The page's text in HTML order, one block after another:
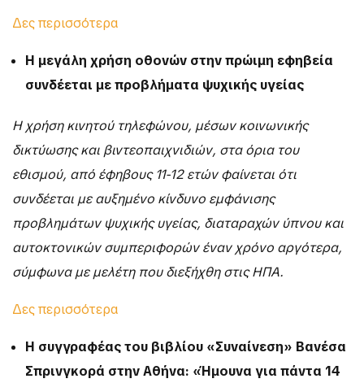
Δες περισσότερα
Η μεγάλη χρήση οθονών στην πρώιμη εφηβεία
συνδέεται με προβλήματα ψυχικής υγείας
Η χρήση κινητού τηλεφώνου, μέσων κοινωνικής
δικτύωσης και βιντεοπαιχνιδιών, στα όρια του
εθισμού, από έφηβους 11-12 ετών φαίνεται ότι
συνδέεται με αυξημένο κίνδυνο εμφάνισης
προβλημάτων ψυχικής υγείας, διαταραχών ύπνου και
αυτοκτονικών συμπεριφορών έναν χρόνο αργότερα,
σύμφωνα με μελέτη που διεξήχθη στις ΗΠΑ.
Δες περισσότερα
Η συγγραφέας του βιβλίου «Συναίνεση» Βανέσα
Σπρινγκορά στην Αθήνα: «Ήμουνα για πάντα 14